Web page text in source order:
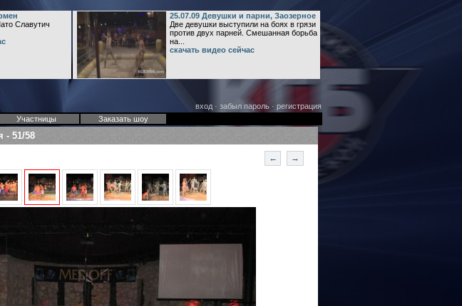
Славутич
25.07.09 Девушки и парни, Заозерное
Две девушки выступили на боях в грязи
против двух парней. Смешанная борьба
на...
скачать видео сейчас
вход· забыл пароль· регистрация
Участницы Заказать шоу
- 51/58
← →